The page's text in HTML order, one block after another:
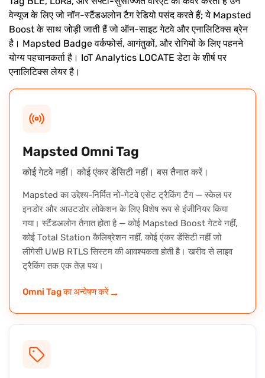
वेन्यूज के लिए जो नॉन-स्टैंडअलोन टैग रेडियो पसंद करते हैं; ये Mapsted
Boost के साथ जोड़ी जाती हैं जो ऑन-साइट गेटवे और एनालिटिक्स ब्रेन
है। Mapsted Badge वर्कफोर्स, आगंतुकों, और रोगियों के लिए पहनने
योग्य पहचानकर्ता है। IoT Analytics LOCATE डेटा के शीर्ष पर
एनालिटिक्स लेयर है।
Mapsted Omni Tag
कोई गेटवे नहीं। कोई एंकर डेंसिटी नहीं। बस तैनात करें।
Mapsted का उद्देश्य-निर्मित नो-गेटवे एसेट ट्रैकिंग टैग — स्केल पर
इनडोर और आउटडोर लोकेशन के लिए विशेष रूप से इंजीनियर किया
गया। स्टैंडअलोन तैनात होता है — कोई Mapsted Boost गेटवे नहीं,
कोई Total Station कैलिब्रेशन नहीं, कोई एंकर डेंसिटी नहीं जो
लीगेसी UWB RTLS सिस्टम की आवश्यकता होती है। खरीद से लाइव
ट्रैकिंग तक एक तेज़ पथ।
Omni Tag का अन्वेषण करें→